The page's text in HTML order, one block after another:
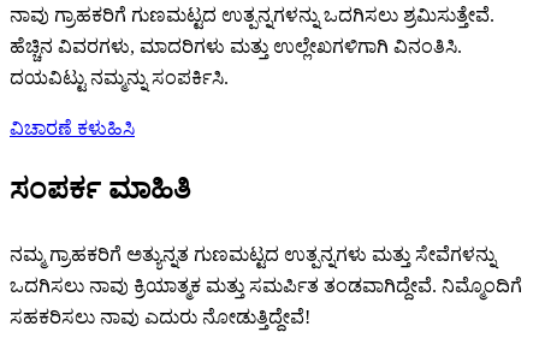
ನಾವು ಗ್ರಾಹಕರಿಗೆ ಗುಣಮಟ್ಟದ ಉತ್ಪನ್ನಗಳನ್ನು ಒದಗಿಸಲು ಶ್ರಮಿಸುತ್ತೇವೆ.
ಹೆಚ್ಚಿನ ವಿವರಗಳು, ಮಾದರಿಗಳು ಮತ್ತು ಉಲ್ಲೇಖಗಳಿಗಾಗಿ ವಿನಂತಿಸಿ.
ದಯವಿಟ್ಟು ನಮ್ಮನ್ನು ಸಂಪರ್ಕಿಸಿ.
ವಿಚಾರಣೆ ಕಳುಹಿಸಿ
ಸಂಪರ್ಕ ಮಾಹಿತಿ
ನಮ್ಮ ಗ್ರಾಹಕರಿಗೆ ಅತ್ಯುನ್ನತ ಗುಣಮಟ್ಟದ ಉತ್ಪನ್ನಗಳು ಮತ್ತು ಸೇವೆಗಳನ್ನು
ಒದಗಿಸಲು ನಾವು ಕ್ರಿಯಾತ್ಮಕ ಮತ್ತು ಸಮರ್ಪಿತ ತಂಡವಾಗಿದ್ದೇವೆ. ನಿಮ್ಮೊಂದಿಗೆ
ಸಹಕರಿಸಲು ನಾವು ಎದುರು ನೋಡುತ್ತಿದ್ದೇವೆ!